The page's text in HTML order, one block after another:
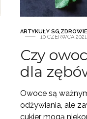
ARTYKUŁY SG,ZDROWIE
10 CZERWCA 2021
Czy
dla
Owoce są
odżywiania, ale
cukier mogą